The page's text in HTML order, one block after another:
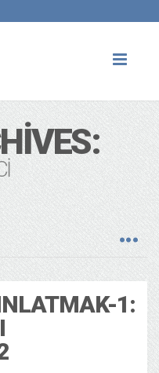
1: